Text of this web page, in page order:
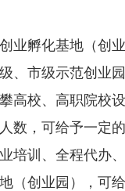
孵化基地（创业
、市级示范创业
高校、高职院校
数，可给予一定
培训、全程代办
（创业园），可